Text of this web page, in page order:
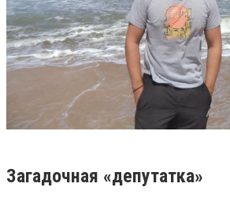
Загадочная «депутатка»